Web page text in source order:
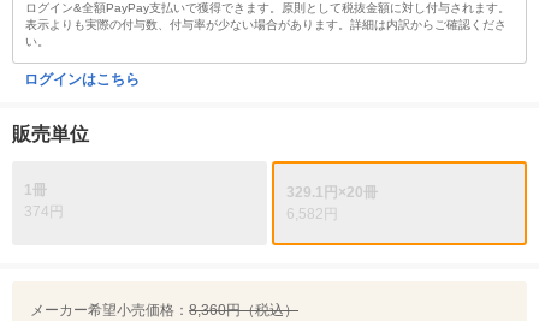
ログイン&全額PayPay支払いで獲得できます。原則として税抜金額に対し付与されます。
表示よりも実際の付与数、付与率が少ない場合があります。詳細は内訳からご確認くださ
い。
ログインはこちら
販売単位
1冊
374円
329.1円×20冊
6,582円
メーカー希望小売価格： 8,360円（税込）